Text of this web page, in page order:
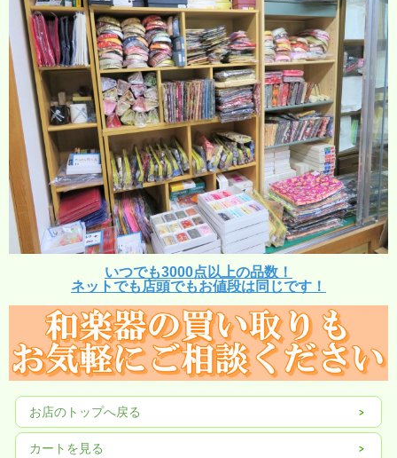
いつでも3000点以上の品数！
ネットでも店頭でもお値段は同じです！
お店のトップへ戻る
カートを見る